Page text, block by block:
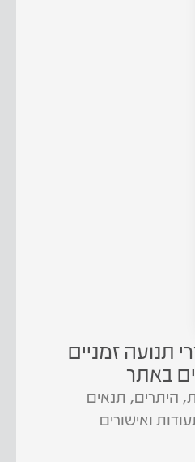
תנועה זמניים
באתר
היתרים, תנאים
ואישורים